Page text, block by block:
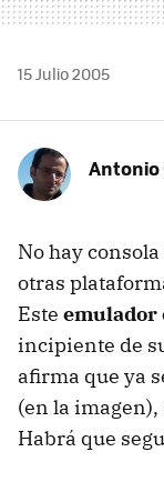
15 Julio 2005
Antonio
No hay
otras
Este emulador
incipiente de
afirma que ya
(en la
Habrá que